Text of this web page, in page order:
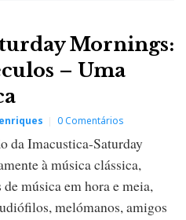
Mornings:
– Uma
0 Comentários
da Imacustica-Saturday
à música clássica,
música em hora e meia,
melómanos, amigos